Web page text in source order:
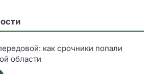
как срочники попали
области